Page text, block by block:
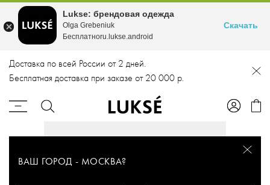
Доставка по всей России от 2 дней.
Бесплатная доставка при заказе от 20 000 р.
ВАШ ГОРОД - МОСКВА?
Lukse: брендовая одежда
Olga Grebeniuk
Бесплатноru.lukse.android
Скачать